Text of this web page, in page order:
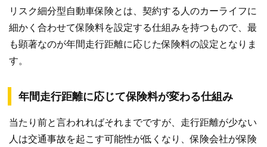
リスク細分型自動車保険とは、契約する人のカーライフに
細かく合わせて保険料を設定する仕組みを持つもので、最
も顕著なのが年間走行距離に応じた保険料の設定となりま
す。
年間走行距離に応じて保険料が変わる仕組み
当たり前と言われればそれまでですが、走行距離が少ない
人は交通事故を起こす可能性が低くなり、保険会社が保険